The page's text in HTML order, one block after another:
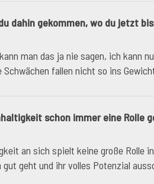
dahin gekommen, wo du jetzt
man das ja nie sagen, ich kann
Schwächen fallen nicht so ins
schon immer eine Rolle
an sich spielt keine große Rolle
gut geht und ihr volles Potenzial